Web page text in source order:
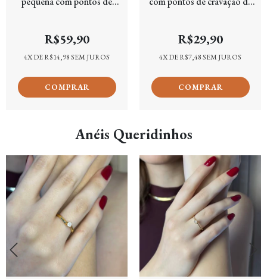
R$59,90
4X DER$14,98SEM JUROS
R$29,90
4X DER$7,48SEM JUROS
Anéis Queridinhos